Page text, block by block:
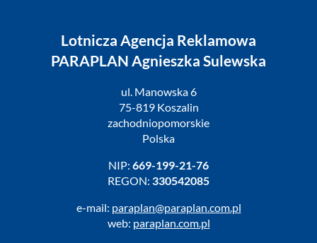
Lotnicza Agencja Reklamowa
PARAPLAN Agnieszka Sulewska
ul. Manowska 6
75-819 Koszalin
zachodniopomorskie
Polska
NIP: 669-199-21-76
REGON: 330542085
e-mail: paraplan@paraplan.com.pl
web: paraplan.com.pl